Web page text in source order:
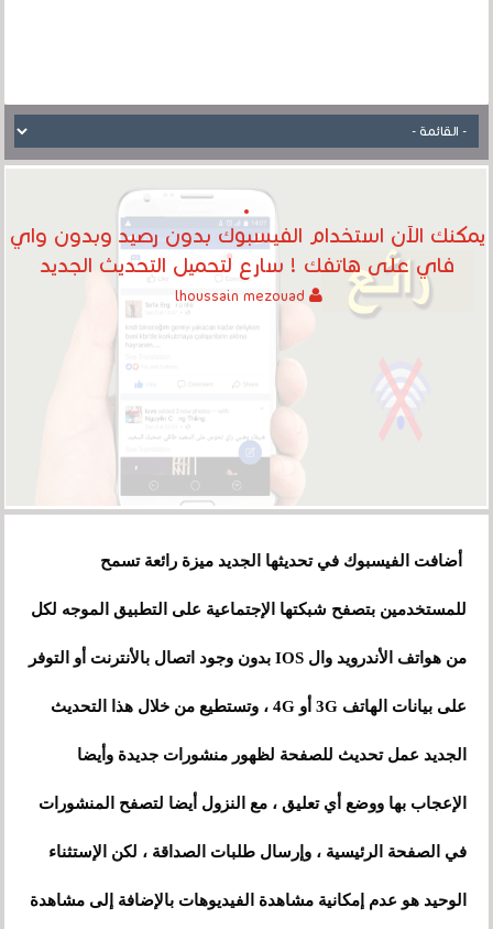
يمكنك الآن استخدام الفيسبوك بدون رصيد وبدون واي
فاي على هاتفك ! سارع لتحميل التحديث الجديد
أضافت الفيسبوك في تحديثها الجديد ميزة رائعة تسمح
للمستخدمين بتصفح شبكتها الإجتماعية على التطبيق الموجه لكل
من هواتف الأندرويد وال IOS بدون وجود اتصال بالأنترنت أو التوفر
على بيانات الهاتف 3G أو 4G ، وتستطيع من خلال هذا التحديث
الجديد عمل تحديث للصفحة لظهور منشورات جديدة وأيضا
الإعجاب بها ووضع أي تعليق ، مع النزول أيضا لتصفح المنشورات
في الصفحة الرئيسية ، وإرسال طلبات الصداقة ، لكن الإستثناء
الوحيد هو عدم إمكانية مشاهدة الفيديوهات بالإضافة إلى مشاهدة